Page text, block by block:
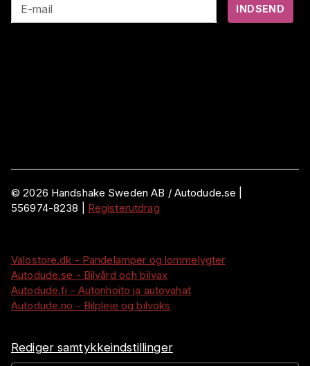
E-mail INDSEND
©2026 Handshake Sweden AB / Autodude.se |
556974-8238
Registerutdrag
Valostore.dk - Pandelamper og lommelygter
Autodude.se - Bilvård och bilvax
Autodude.fi - Autonhoito ja autovahat
Autodude.no - Bilpleie og bilvoks
Rediger samtykkeindstillinger